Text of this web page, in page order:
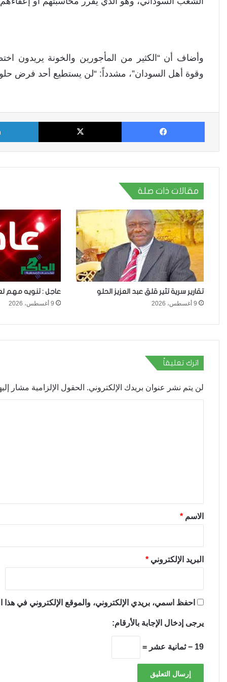
وأضاف أن “الكثير من المأجورين والخونة يريدون
وقوة أهل السودان”، مشدداً: “لن يستطيع أحد فرض
فيسبوك X
مقالات ذات صلة
تقارير سرية تثير قلق عبد العزيز الحلو
9 أغسطس، 2026
عاجل : تنويه مهم
9 أغسطس، 2026
اترك تعليقاً
لن يتم نشر عنوان بريدك الإلكتروني. الحقول الإلزامية مشار
*الاسم *
البريد الإلكتروني *
احفظ اسمي، بريدي الإلكتروني، والموقع الإلكتروني في
يرجى إدخال الإجابة بالأرقام:
19 − ثمانية عشر =